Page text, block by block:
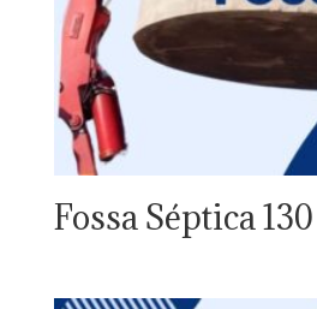
Fossa Séptica